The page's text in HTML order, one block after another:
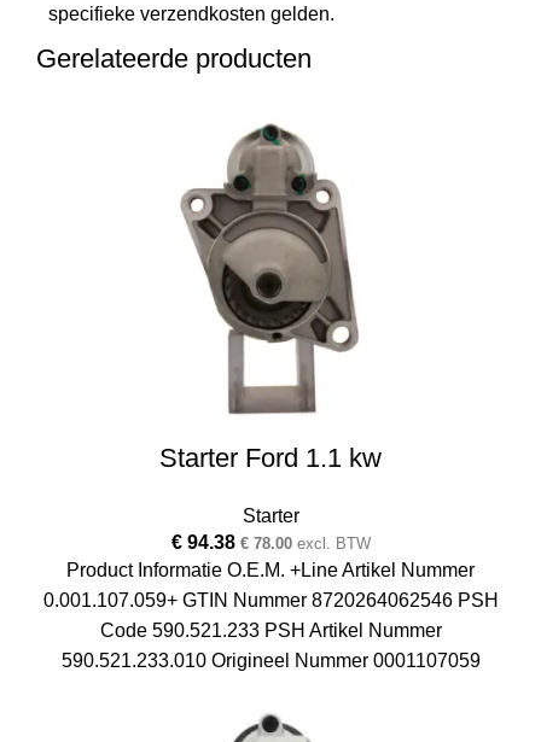
specifieke verzendkosten gelden.
Gerelateerde producten
Starter Ford 1.1 kw
Starter
€94.38 €78.00excl. BTW
Product Informatie O.E.M. +Line Artikel Nummer
0.001.107.059+ GTIN Nummer 8720264062546 PSH
Code 590.521.233 PSH Artikel Nummer
590.521.233.010 Origineel Nummer 0001107059